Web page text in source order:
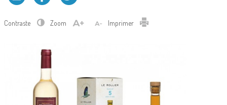
Contraste Zoom Imprimer